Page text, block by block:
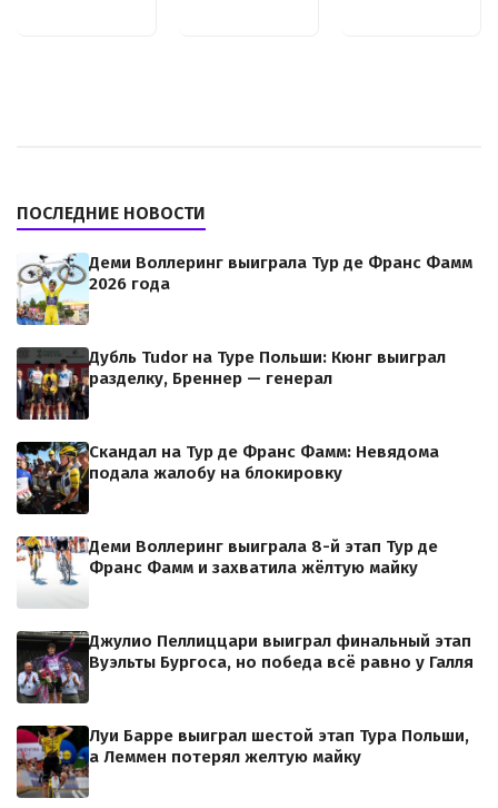
ПОСЛЕДНИЕ НОВОСТИ
Деми Воллеринг выиграла Тур де Франс Фамм
2026 года
Дубль Tudor на Туре Польши: Кюнг выиграл
разделку, Бреннер — генерал
Скандал на Тур де Франс Фамм: Невядома
подала жалобу на блокировку
Деми Воллеринг выиграла 8-й этап Тур де
Франс Фамм и захватила жёлтую майку
Джулио Пеллиццари выиграл финальный этап
Вуэльты Бургоса, но победа всё равно у Галля
Луи Барре выиграл шестой этап Тура Польши,
а Леммен потерял желтую майку